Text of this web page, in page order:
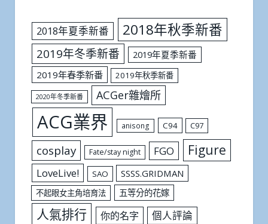
2018年夏季新番 2018年秋季新番
2019年冬季新番
2019年夏季新番
2019年春季新番
2019年秋季新番
2020年冬季新番 ACGer雜燴所
ACG業界 anisong C94 C97
cosplay Fate/stay night FGO Figure
LoveLive! SAO SSSS.GRIDMAN
不起眼女主角培育法 五等分的花嫁
人氣排行 你的名字 個人評論